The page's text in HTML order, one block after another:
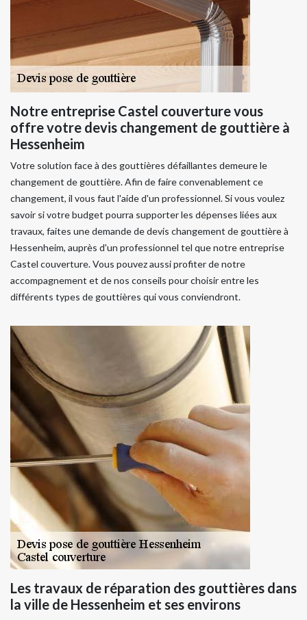
Notre entreprise Castel couverture vous
offre votre devis changement de gouttière à
Hessenheim
Votre solution face à des gouttières défaillantes demeure le
changement de gouttière. Afin de faire convenablement ce
changement, il vous faut l'aide d'un professionnel. Si vous voulez
savoir si votre budget pourra supporter les dépenses liées aux
travaux, faites une demande de devis changement de gouttière à
Hessenheim, auprès d'un professionnel tel que notre entreprise
Castel couverture. Vous pouvez aussi profiter de notre
accompagnement et de nos conseils pour choisir entre les
différents types de gouttières qui vous conviendront.
Les travaux de réparation des gouttières dans
la ville de Hessenheim et ses environs